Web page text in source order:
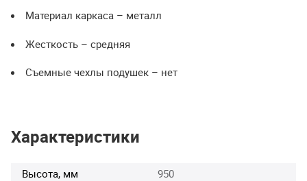
Материал каркаса – металл
Жесткость – средняя
Съемные чехлы подушек – нет
Характеристики
Высота, мм
950